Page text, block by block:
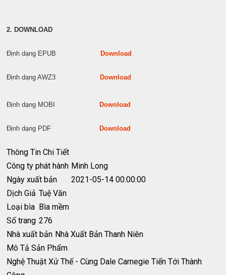
2. DOWNLOAD
Định dạng EPUB Download
Định dạng AWZ3 Download
Định dạng MOBI Download
Định dạng PDF Download
Thông Tin Chi Tiết
Công ty phát hành Minh Long
Ngày xuất bản
2021-05-14 00:00:00
Dịch Giả Tuệ Văn
Loại bìa Bìa mềm
Số trang 276
Nhà xuất bản Nhà Xuất Bản Thanh Niên
Mô Tả Sản Phẩm
Nghệ Thuật Xử Thế - Cùng Dale Carnegie Tiến Tới Thành